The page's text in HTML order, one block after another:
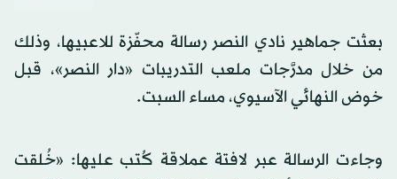
بعثت جماهير نادي النصر رسالة محفّزة للاعبيها، وذلك
من خلال مدرَّجات ملعب التدريبات «دار النصر»، قبل
خوض النهائي الآسيوي، مساء السبت.
وجاءت الرسالة عبر لافتة عملاقة كُتب عليها: «خُلقت